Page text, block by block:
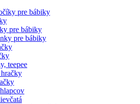
pre bábiky
pre bábiky
pre bábiky
teepee